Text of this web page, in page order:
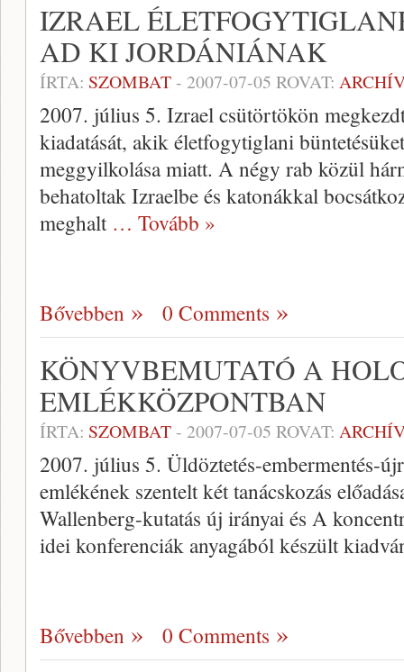
IZRAEL
AD KI JORDÁNIÁNAK
ÍRTA: SZOMBAT- 2007-07-05 ROVAT:
2007. július 5. Izrael csütörtökön
kiadatását, akik életfogytiglani
meggyilkolása miatt. A négy rab közül
behatoltak Izraelbe és katonákkal
meghalt … Tovább »
Bővebben 0 Comments
KÖNYVBEMUTATÓ A
EMLÉKKÖZPONTBAN
ÍRTA: SZOMBAT- 2007-07-05 ROVAT:
2007. július 5. Üldöztetés-embermentés-
emlékének szentelt két tanácskozás
Wallenberg-kutatás új irányai és A
idei konferenciák anyagából készült
Bővebben 0 Comments